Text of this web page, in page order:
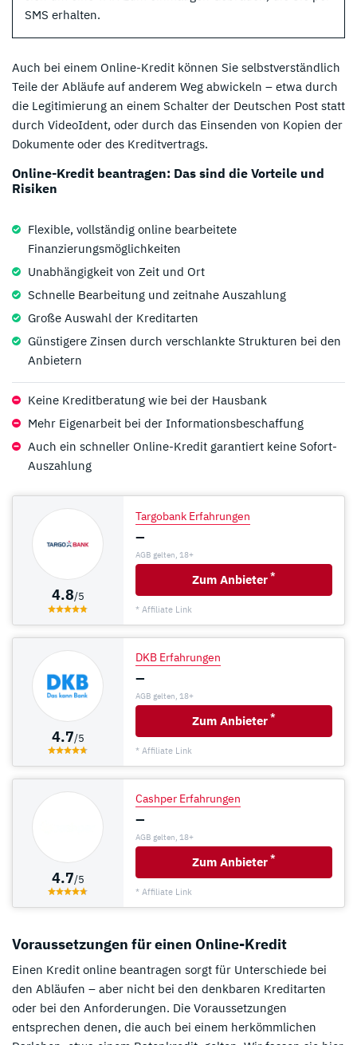
SMS erhalten.
Auch bei einem Online-Kredit können Sie selbstverständlich
Teile der Abläufe auf anderem Weg abwickeln – etwa durch
die Legitimierung an einem Schalter der Deutschen Post statt
durch VideoIdent, oder durch das Einsenden von Kopien der
Dokumente oder des Kreditvertrags.
Online-Kredit beantragen: Das sind die Vorteile und
Risiken
Flexible, vollständig online bearbeitete
Finanzierungsmöglichkeiten
Unabhängigkeit von Zeit und Ort
Schnelle Bearbeitung und zeitnahe Auszahlung
Große Auswahl der Kreditarten
Günstigere Zinsen durch verschlankte Strukturen bei den
Anbietern
Keine Kreditberatung wie bei der Hausbank
Mehr Eigenarbeit bei der Informationsbeschaffung
Auch ein schneller Online-Kredit garantiert keine Sofort-
Auszahlung
4.8/5
Targobank Erfahrungen
–
AGB gelten, 18+
Zum Anbieter *
* Affiliate Link
4.7/5
DKB Erfahrungen
–
AGB gelten, 18+
Zum Anbieter *
* Affiliate Link
4.7/5
Cashper Erfahrungen
–
AGB gelten, 18+
Zum Anbieter *
* Affiliate Link
Voraussetzungen für einen Online-Kredit
Einen Kredit online beantragen sorgt für Unterschiede bei
den Abläufen – aber nicht bei den denkbaren Kreditarten
oder bei den Anforderungen. Die Voraussetzungen
entsprechen denen, die auch bei einem herkömmlichen